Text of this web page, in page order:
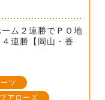
ム２連勝でＰＯ地
連勝【岡山・香
ツ
アローズ